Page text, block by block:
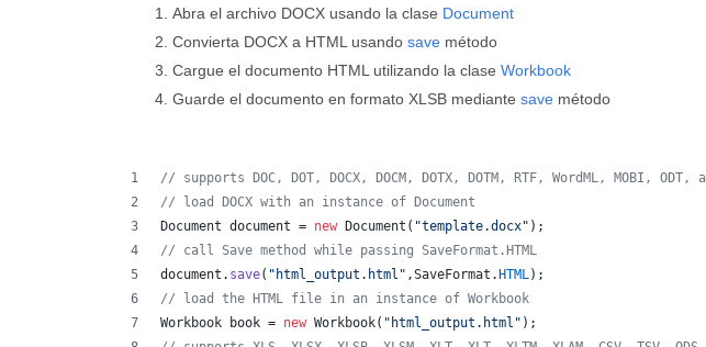
Abra el archivo DOCX usando la clase Document
Convierta DOCX a HTML usando save método
Cargue el documento HTML utilizando la clase Workbook
Guarde el documento en formato XLSB mediante save método
// supports DOC, DOT, DOCX, DOCM, DOTX, DOTM, RTF, WordML, MOBI,
// load DOCX with an instance of Document
Document document = new Document ( "template.docx" );
// call Save method while passing SaveFormat.HTML
document . save( "html_output.html" ,SaveFormat . HTML);
// load the HTML file in an instance of Workbook
Workbook
book = new Workbook( "html_output.html" );